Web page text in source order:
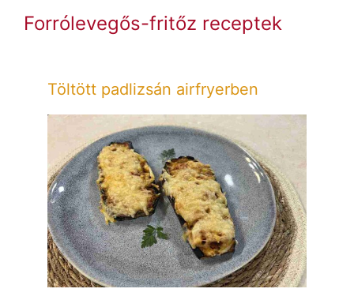
Forrólevegős-fritőz receptek
Töltött padlizsán airfryerben